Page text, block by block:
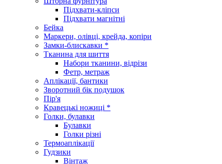
Підхвати-кліпси
Підхвати магнітні
Бейка
Маркери, олівці, крейда, копіри
Замки-блискавки *
Тканина для шиття
Набори тканини, відрізи
Фетр, метраж
Аплікації, бантики
Зворотний бік подушок
Пір'я
Кравецькі ножиці *
Голки, булавки
Булавки
Голки різні
Термоаплікації
Гудзики
Вінтаж